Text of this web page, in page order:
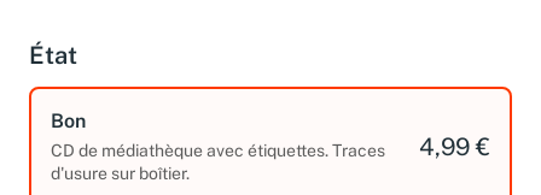
État
Bon
CD de médiathèque avec étiquettes. Traces
d'usure sur boîtier.
4,99 €